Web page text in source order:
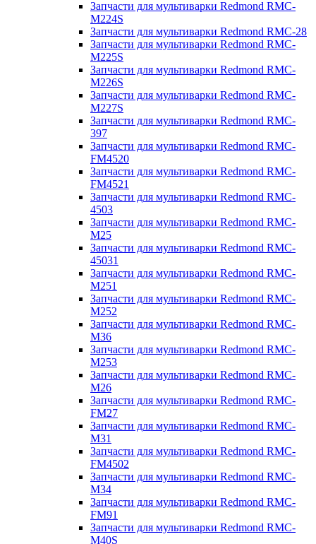
Запчасти для мультиварки Redmond RMC-
M224S
Запчасти для мультиварки Redmond RMC-28
Запчасти для мультиварки Redmond RMC-
M225S
Запчасти для мультиварки Redmond RMC-
M226S
Запчасти для мультиварки Redmond RMC-
M227S
Запчасти для мультиварки Redmond RMC-
397
Запчасти для мультиварки Redmond RMC-
FM4520
Запчасти для мультиварки Redmond RMC-
FM4521
Запчасти для мультиварки Redmond RMC-
4503
Запчасти для мультиварки Redmond RMC-
M25
Запчасти для мультиварки Redmond RMC-
45031
Запчасти для мультиварки Redmond RMC-
M251
Запчасти для мультиварки Redmond RMC-
M252
Запчасти для мультиварки Redmond RMC-
M36
Запчасти для мультиварки Redmond RMC-
M253
Запчасти для мультиварки Redmond RMC-
M26
Запчасти для мультиварки Redmond RMC-
FM27
Запчасти для мультиварки Redmond RMC-
M31
Запчасти для мультиварки Redmond RMC-
FM4502
Запчасти для мультиварки Redmond RMC-
M34
Запчасти для мультиварки Redmond RMC-
FM91
Запчасти для мультиварки Redmond RMC-
M40S